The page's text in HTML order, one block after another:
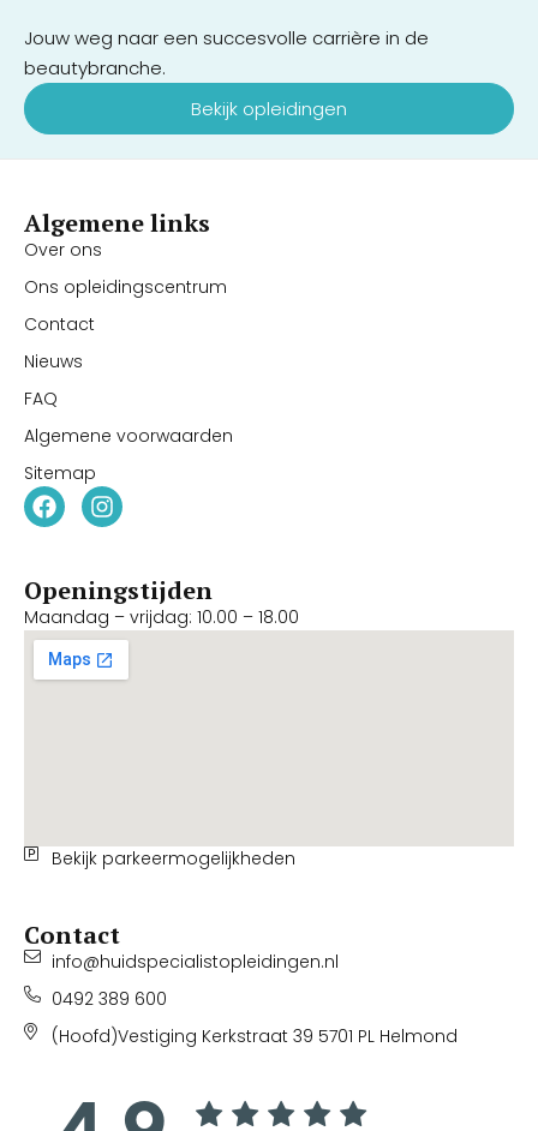
Jouw weg naar een succesvolle carrière in de
beautybranche.
Bekijk opleidingen
Algemene links
Over ons
Ons opleidingscentrum
Contact
Nieuws
FAQ
Algemene voorwaarden
Sitemap
Openingstijden
Maandag – vrijdag: 10.00 – 18.00
Bekijk parkeermogelijkheden
Contact
info@huidspecialistopleidingen.nl
0492 389 600
(Hoofd)Vestiging Kerkstraat 39 5701 PL Helmond